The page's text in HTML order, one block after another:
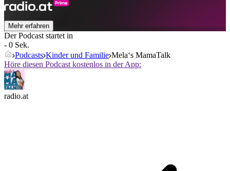
Mehr erfahren
Der Podcast startet in
- 0 Sek.
Podcasts Kinder und Familie Mela‘s MamaTalk
Höre diesen Podcast kostenlos in der App:
radio.at